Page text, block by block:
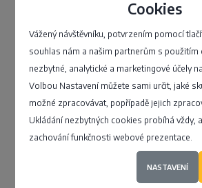
Cookies
Vážený návštěvníku, potvrzením pomocí
souhlas nám a našim partnerům s použitím
nezbytné, analytické a marketingové účely
Volbou Nastavení můžete sami určit, jaké
možné zpracovávat, popřípadě jejich
Ukládání nezbytných cookies probíhá vždy,
zachování funkčnosti webové prezentace.
NASTAVENÍ
+420 228 227